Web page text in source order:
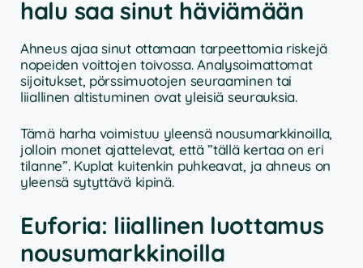
halu saa sinut häviämään
Ahneus ajaa sinut ottamaan tarpeettomia riskejä
nopeiden voittojen toivossa. Analysoimattomat
sijoitukset, pörssimuotojen seuraaminen tai
liiallinen altistuminen ovat yleisiä seurauksia.
Tämä harha voimistuu yleensä nousumarkkinoilla,
jolloin monet ajattelevat, että ”tällä kertaa on eri
tilanne”. Kuplat kuitenkin puhkeavat, ja ahneus on
yleensä sytyttävä kipinä.
Euforia: liiallinen luottamus
nousumarkkinoilla